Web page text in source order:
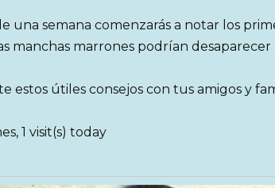
una semana comenzarás a notar los
manchas marrones podrían
estos útiles consejos con tus amigos y
1 visit(s) today